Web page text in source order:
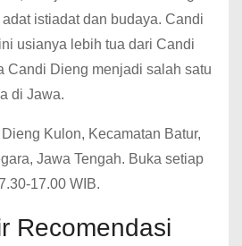
istiadat dan budaya. Candi
usianya lebih tua dari Candi
Candi Dieng menjadi salah satu
di Jawa.
Kulon, Kecamatan Batur,
Jawa Tengah. Buka setiap
17.00 WIB.
Recomendasi